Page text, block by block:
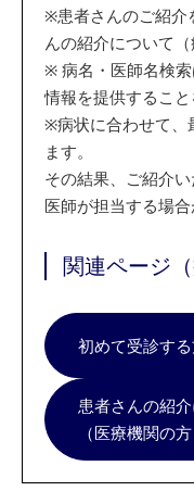
※患者さんのご紹介
んの紹介について（
※ 病名・医師名検
情報を提供すること
※病状に合わせて、
ます。
その結果、ご紹介
医師が担当する場合
関連ページ
初めて受診する
患者さんの紹
（医療機関の方